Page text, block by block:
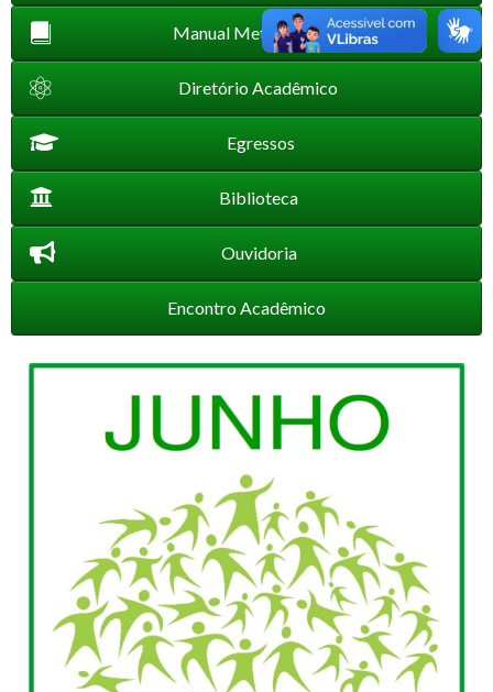
Manual Metodológico
Diretório Acadêmico
Egressos
Biblioteca
Ouvidoria
Encontro Acadêmico